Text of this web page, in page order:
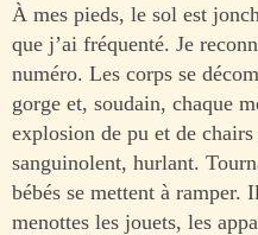
À mes pieds, le sol est
que j’ai fréquenté. Je
numéro. Les corps se
gorge et, soudain, chaque
explosion de pu et de
sanguinolent, hurlant.
bébés se mettent à ramper.
menottes les jouets, les